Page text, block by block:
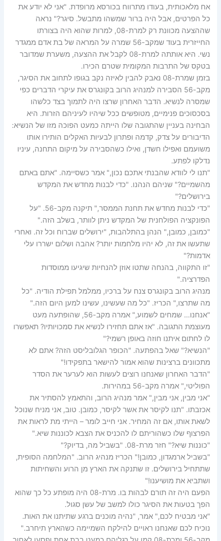
אח מלאכותית, בעודו מתרווח בכורסא מרופדת. "אני לא יודע את
כל הפרטים, אבל היה ברור שמשהו מתבשל. סיגר?" נראה
שההצעה מכוונת רק למרת-08, למרות שהוא היה בצורתו
החייזרית בעוד שמקב-56 שמרה על המראה של בת אדם ממגדר
נשי. היא אותתה למרת-08 לקבל את ההצעה, משערת שמדובר
בטקס של התרבות המקומית שטרם הכירו.
בזמן שמרת-08 נאבק להבין לאיזה נקב בגופו לתחוב את הסיגר,
מקב-56 הסבירה למנהיג הרוב בקונגרס את עיקרי הדברים כפי
שמסרה לנשיא. הדבר האחרון שרצו היה לתמוך בצד כלשהו
בסכסוכים פנימיים, מטופשים ככל שיהיו לעיניהם הזרות. היא
הבחינה בעניין שהתגובה שלו הייתה כמעט הפוכה מזו של הנשיא:
הדיבורים על צדק, קדמה ופתרון לבעיות האקלים הותירו אותו
משועמם ואפילו חשדן, ואילו כשהסבירה על מיקום התחנה, עיניו
נדלקו לפתע.
"תנו לי לוודא שהבנתי אתכם נכון," אמר כשסיימה. "אתם באתם
מהשמיים?" שניהם הנהנו. "כדי לבנות מחדש את המקדש
בירושלים?"
"כדי לבנות מחדש את תחנת הממסר," תיקנה מקב-56. "על
הפונקציה הפולחנית של המקדש ניתן לוותר, בשלב הזה."
"כמובן, כמובן," הנהן בהתלהבות, "ירושלים שברוח וכל זה. ואחרי
שתעשו את זה, לא יהיו מלחמות יותר? אהבה ושלום ישררו עלי
אדמות?"
"זו התקווה, בהנחה שתטו אוזן להנחיות שיגיעו ממוסדות
הפדרציה."
מנהיג הרוב בקונגרס צנח על ברכיו, ממלמל תפילת הודיה. "כל
מה שתרצו," הכריז. "כל מה שעשינו, עשינו למען היום הזה."
"אנחנו… שמחים לשמוע," אמרה מקב-56, שהופתעה מעט
מעוצמת התגובה. "אז אתם תחזירו לנשיא את סמכויותיו? תאפשרו
לו לחתום איתנו חוזה באופן רשמי?"
"הנשיא?" שאל בהפתעה. "הכופר הגלובליסט הזה? אתם לא
מתכוונים ברצינות שהוא אמור להישאר בתפקידו!"
"הדבר האחרון שאנחנו רוצים לעשות הוא לערער את הסדר
הפוליטי," אמרה מקב-56 במהירות.
"אני מבין, אני מבין," אמר מנהיג הרוב, והתאמץ להסתיר את
אכזבתו. "תנו לקיסר את אשר לקיסר, כמובן. טוב, אני מניח שנוכל
לשאת אותו, אם זה המחיר. אני חייב לומר – הייתי מת לראות את
הפרצוף שלו כשהוריתם לו להכניס את הצבא לכוננות שיא."
"כוננות שיא?" חזר מרת-08. "בשביל מה, בדיוק?"
"בשביל ארמגדון, כמובן!" הכריז מנהיג הרוב. "המלחמה הסופית,
שתתחיל בירושלים. זו שתנקה את הארץ מן הרוע והשחיתות
ושתביא את מושיענו!"
הפעם היה זה תורם לבהות בו. מרת-08 היה מופתע כל כך שהוא
הפך בטעות את הסיגר כולו למשב של עשן סגול.
"אני מבטיח לכם," אמר, "נהיה מוכנים ברגע שתיתנו את האות.
נוכיח לכם שאנחנו ראויים להילקח השמיימה כשהארץ תיחרב."